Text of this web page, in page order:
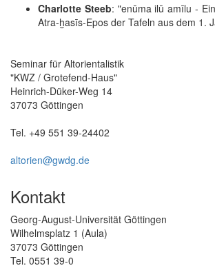
Charlotte Steeb: "enūma ilū amīlu -
Atra-ḫasīs-Epos der Tafeln aus dem 1.
Seminar für Altorientalistik
"KWZ / Grotefend-Haus"
Heinrich-Düker-Weg 14
37073 Göttingen
Tel. +49 551 39-24402
altorien@gwdg.de
Kontakt
Georg-August-Universität Göttingen
Wilhelmsplatz 1 (Aula)
37073 Göttingen
Tel. 0551 39-0